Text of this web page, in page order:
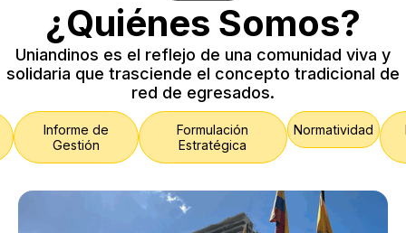
¿Quiénes Somos?
Uniandinos es el reflejo de una comunidad viva y
solidaria que trasciende el concepto tradicional de
red de egresados.
Informe de
Gestión
Formulación
Estratégica
Normatividad